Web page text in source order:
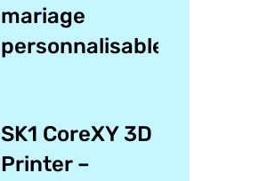
mariage
personnalisable
SK1 CoreXY 3D
Printer –